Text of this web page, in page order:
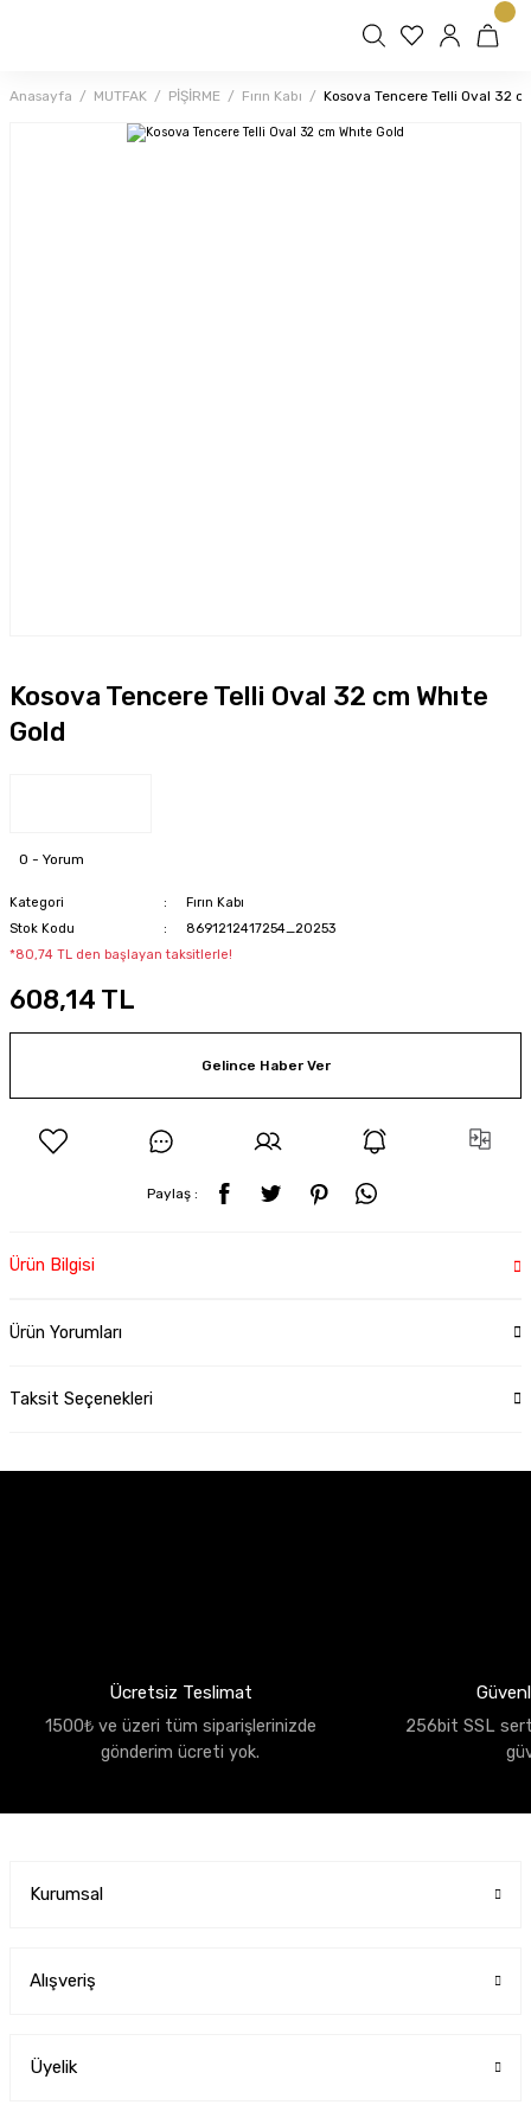
Anasayfa MUTFAK PİŞİRME Fırın Kabı Kosova Tencere Telli Oval 32
Kosova Tencere Telli Oval 32 cm Whıte
Gold
0 - Yorum
Kategori
Fırın Kabı
Stok Kodu
8691212417254_20253
*80,74 TL den başlayan taksitlerle!
608,14 TL
Gelince Haber Ver
Paylaş :
Ürün Bilgisi
Ürün Yorumları
Taksit Seçenekleri
Ücretsiz Teslimat
1500₺ ve üzeri tüm siparişlerinizde
gönderim ücreti yok.
256bit SSL
Kurumsal
Alışveriş
Üyelik